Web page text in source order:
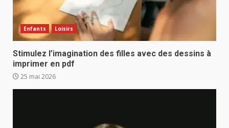
Enfants Loisirs
Stimulez l’imagination des filles avec des dessins à
imprimer en pdf
25 mai 2026